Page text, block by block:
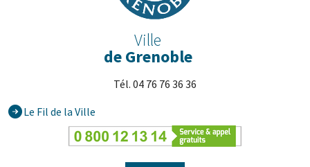
Ville
de Grenoble
Tél. 04 76 76 36 36
Le Fil de la Ville